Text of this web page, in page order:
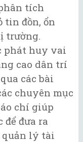
tích
tin đồn, ổn
trường.
phát huy vai
cao dân trí
các bài
chuyên mục
chí giúp
đưa ra
quản lý tài